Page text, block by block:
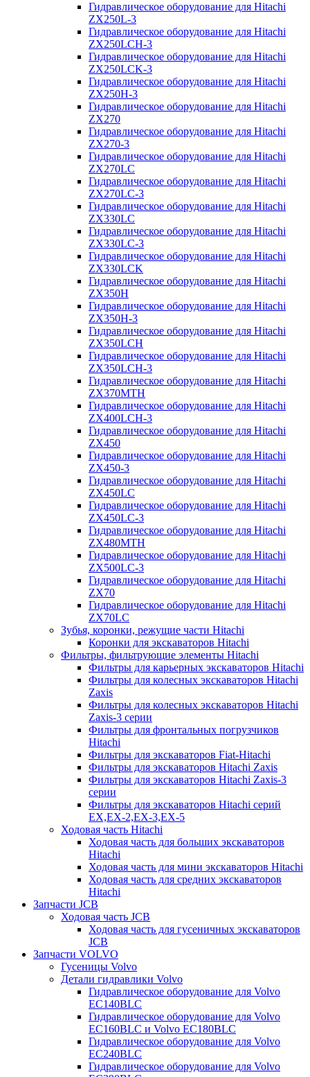
Гидравлическое оборудование для Hitachi
ZX250L-3
Гидравлическое оборудование для Hitachi
ZX250LCH-3
Гидравлическое оборудование для Hitachi
ZX250LCK-3
Гидравлическое оборудование для Hitachi
ZX250Н-3
Гидравлическое оборудование для Hitachi
ZX270
Гидравлическое оборудование для Hitachi
ZX270-3
Гидравлическое оборудование для Hitachi
ZX270LC
Гидравлическое оборудование для Hitachi
ZX270LC-3
Гидравлическое оборудование для Hitachi
ZX330LC
Гидравлическое оборудование для Hitachi
ZX330LC-3
Гидравлическое оборудование для Hitachi
ZX330LCK
Гидравлическое оборудование для Hitachi
ZX350H
Гидравлическое оборудование для Hitachi
ZX350H-3
Гидравлическое оборудование для Hitachi
ZX350LCH
Гидравлическое оборудование для Hitachi
ZX350LCH-3
Гидравлическое оборудование для Hitachi
ZX370MTH
Гидравлическое оборудование для Hitachi
ZX400LCH-3
Гидравлическое оборудование для Hitachi
ZX450
Гидравлическое оборудование для Hitachi
ZX450-3
Гидравлическое оборудование для Hitachi
ZX450LC
Гидравлическое оборудование для Hitachi
ZX450LC-3
Гидравлическое оборудование для Hitachi
ZX480MTH
Гидравлическое оборудование для Hitachi
ZX500LC-3
Гидравлическое оборудование для Hitachi
ZX70
Гидравлическое оборудование для Hitachi
ZX70LC
Зубья, коронки, режущие части Hitachi
Коронки для экскаваторов Hitachi
Фильтры, фильтрующие элементы Hitachi
Фильтры для карьерных экскаваторов Hitachi
Фильтры для колесных экскаваторов Hitachi
Zaxis
Фильтры для колесных экскаваторов Hitachi
Zaxis-3 серии
Фильтры для фронтальных погрузчиков
Hitachi
Фильтры для экскаваторов Fiat-Hitachi
Фильтры для экскаваторов Hitachi Zaxis
Фильтры для экскаваторов Hitachi Zaxis-3
серии
Фильтры для экскаваторов Hitachi серий
EX,EX-2,EX-3,EX-5
Ходовая часть Hitachi
Ходовая часть для больших экскаваторов
Hitachi
Ходовая часть для мини экскаваторов Hitachi
Ходовая часть для средних экскаваторов
Hitachi
Запчасти JCB
Ходовая часть JCB
Ходовая часть для гусеничных экскаваторов
JCB
Запчасти VOLVO
Гусеницы Volvo
Детали гидравлики Volvo
Гидравлическое оборудование для Volvo
EC140BLC
Гидравлическое оборудование для Volvo
EC160BLC и Volvo EC180BLC
Гидравлическое оборудование для Volvo
EC240BLC
Гидравлическое оборудование для Volvo